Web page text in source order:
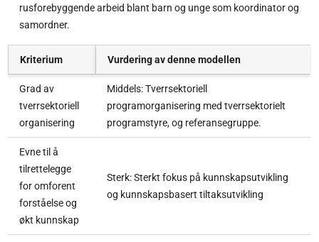
rusforebyggende arbeid blant barn og unge som koordinator og
samordner.
Kriterium Vurdering av denne modellen
Grad av
tverrsektoriell
organisering
Middels: Tverrsektoriell
programorganisering med tverrsektorielt
programstyre, og referansegruppe.
Evne til å
tilrettelegge
for omforent
forståelse og
økt kunnskap
Sterk: Sterkt fokus på kunnskapsutvikling
og kunnskapsbasert tiltaksutvikling